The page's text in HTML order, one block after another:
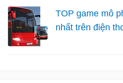
TOP game mô
nhất trên điện